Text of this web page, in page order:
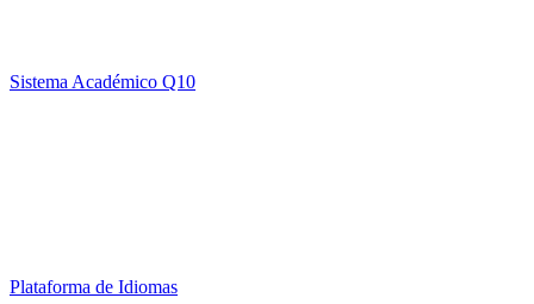
Sistema Académico Q10
Plataforma de Idiomas